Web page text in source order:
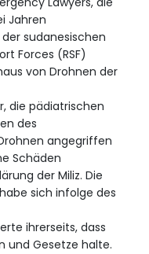
Jahren
sudanesischen
Forces (RSF)
von Drohnen der
die pädiatrischen
des
angegriffen
Schäden
der Miliz. Die
sich infolge des
ihrerseits, dass
und Gesetze halte.